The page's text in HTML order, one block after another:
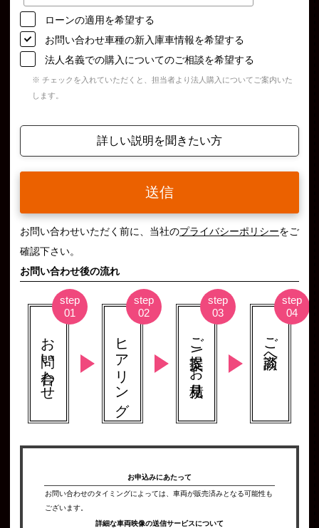
ローンの適用を希望する
お問い合わせ車種の新入庫車情報を希望する
法人名義での購入についてのご相談を希望する
※ チェックを入れていただくと、担当者より法人購入についてご案内いた
します。
詳しい説明を聞きたい方
送信
お問い合わせいただく前に、当社のプライバシーポリシーをご
確認下さい。
お問い合わせ後の流れ
お問い合わせ ヒアリング ご提案 \ お見積り ご商談へ
お申込みにあたって
お問い合わせのタイミングによっては、車両が販売済みとなる可能性も
ございます。
詳細な車両映像の送信サービスについて